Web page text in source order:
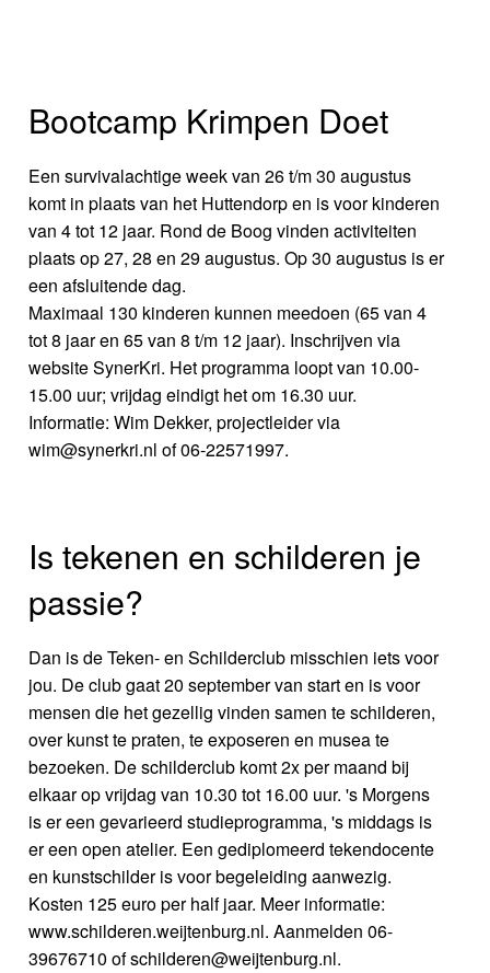
Bootcamp Krimpen Doet
Een survivalachtige week van 26 t/m 30 augustus
komt in plaats van het Huttendorp en is voor kinderen
van 4 tot 12 jaar. Rond de Boog vinden activiteiten
plaats op 27, 28 en 29 augustus. Op 30 augustus is er
een afsluitende dag.
Maximaal 130 kinderen kunnen meedoen (65 van 4
tot 8 jaar en 65 van 8 t/m 12 jaar). Inschrijven via
website SynerKri. Het programma loopt van 10.00-
15.00 uur; vrijdag eindigt het om 16.30 uur.
Informatie: Wim Dekker, projectleider via
wim@synerkri.nl of 06-22571997.
Is tekenen en schilderen je
passie?
Dan is de Teken- en Schilderclub misschien iets voor
jou. De club gaat 20 september van start en is voor
mensen die het gezellig vinden samen te schilderen,
over kunst te praten, te exposeren en musea te
bezoeken. De schilderclub komt 2x per maand bij
elkaar op vrijdag van 10.30 tot 16.00 uur. 's Morgens
is er een gevarieerd studieprogramma, 's middags is
er een open atelier. Een gediplomeerd tekendocente
en kunstschilder is voor begeleiding aanwezig.
Kosten 125 euro per half jaar. Meer informatie:
www.schilderen.weijtenburg.nl. Aanmelden 06-
39676710 of schilderen@weijtenburg.nl.